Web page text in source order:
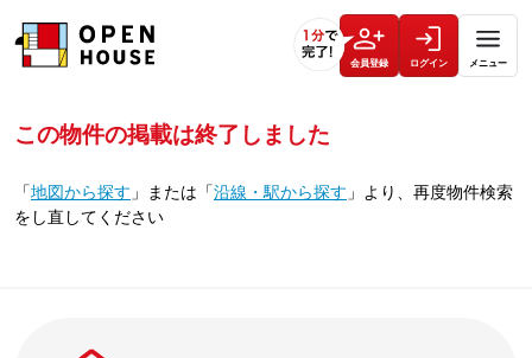
会員登録 ログイン メニュー
この物件の掲載は終了しました
「地図から探す 」 または 「沿線・駅から探す 」 より、再度物件検索
をし直してください